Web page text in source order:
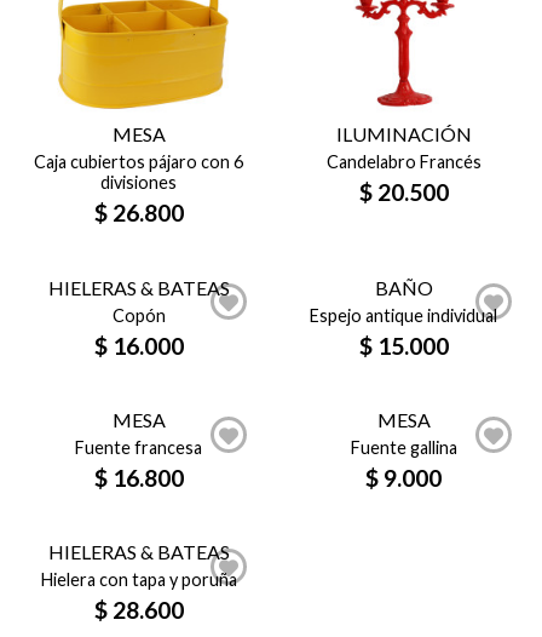
MESA
Caja cubiertos pájaro con 6
divisiones
$26.800
ILUMINACIÓN
Candelabro Francés
$20.500
HIELERAS & BATEAS
Copón
$16.000
BAÑO
Espejo antique individual
$15.000
MESA
Fuente francesa
$16.800
MESA
Fuente gallina
$ 9.000
HIELERAS & BATEAS
Hielera con tapa y poruña
$28.600